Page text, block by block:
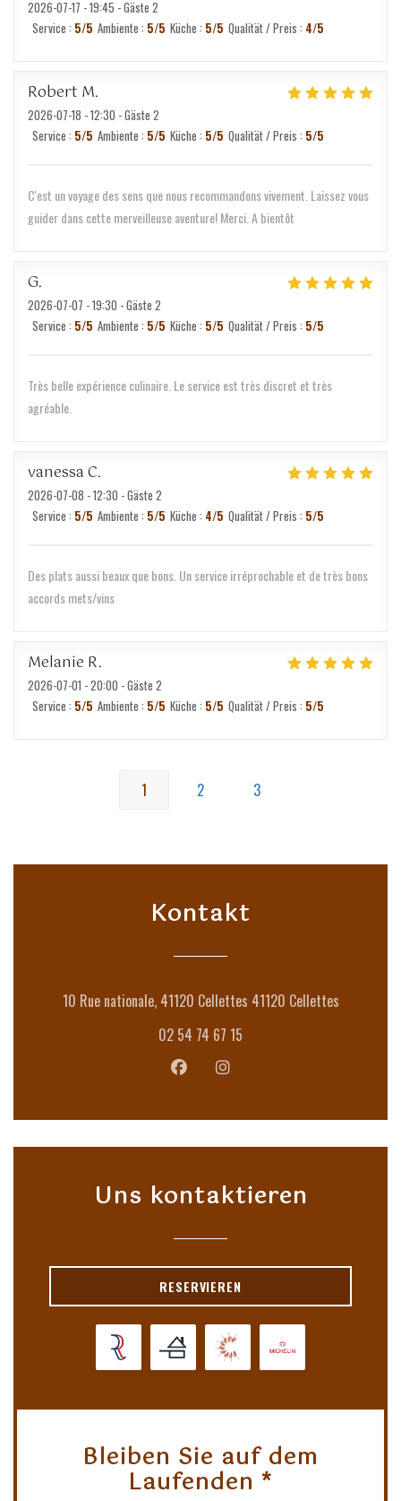
2026-07-17 - 19:45 - Gäste 2
Service : 5/5 Ambiente : 5/5 Küche : 5/5 Qualität / Preis : 4/5
Robert M
2026-07-18 - 12:30 - Gäste 2
Service : 5/5 Ambiente : 5/5 Küche : 5/5 Qualität / Preis : 5/5
C'est un voyage des sens que nous recommandons vivement. Laissez vous
guider dans cette merveilleuse aventure! Merci. A bientôt
G
2026-07-07 - 19:30 - Gäste 2
Service : 5/5 Ambiente : 5/5 Küche : 5/5 Qualität / Preis : 5/5
Très belle expérience culinaire. Le service est très discret et très
agréable.
vanessaC
2026-07-08 - 12:30 - Gäste 2
Service : 5/5 Ambiente : 5/5 Küche : 4/5 Qualität / Preis : 5/5
Des plats aussi beaux que bons. Un service irréprochable et de très bons
accords mets/vins
Melanie R
2026-07-01 - 20:00 - Gäste 2
Service : 5/5 Ambiente : 5/5 Küche : 5/5 Qualität / Preis : 5/5
1 2 3
Kontakt
10 Rue nationale, 41120 Cellettes 41120 Cellettes((öffnet
02 54 74 67 15
Facebook ((öffnet ein neues Fenster))
Instagram ((öffnet ein neues
Uns kontaktieren
RESERVIEREN
Bleiben Sie auf dem
Laufenden *